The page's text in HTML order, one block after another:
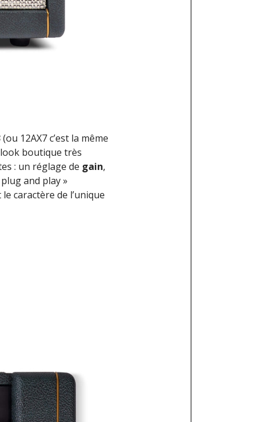
(ou 12AX7 c’est la même
boutique très
: un réglage de gain,
and play »
le caractère de l’unique